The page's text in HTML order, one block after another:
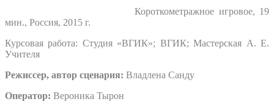
Короткометражное игровое, 19
мин., Россия, 2015 г.
Курсовая работа: Студия «ВГИК»; ВГИК; Мастерская А. Е.
Учителя
Режиссер, автор сценария: Владлена Санду
Оператор: Вероника Тырон